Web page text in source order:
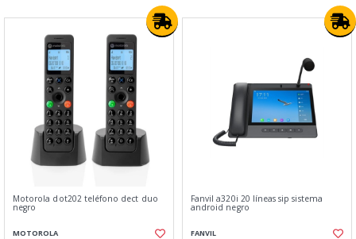
Motorola dot202 teléfono dect duo
negro
MOTOROLA
Fanvil a320i 20 líneas sip sistema
android negro
FANVIL